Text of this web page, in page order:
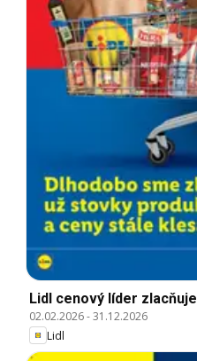
Lidl cenový líder zlacňuje
02.02.2026-31.12.2026
Lidl